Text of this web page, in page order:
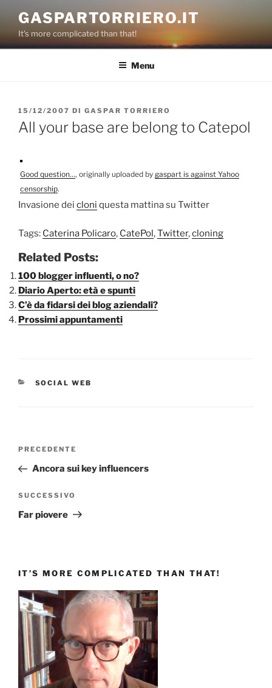
contenuto
GASPARTORRIERO.IT
It's more complicated than that!
Menu
PUBBLICATO
IL
15/12/2007 DI GASPAR TORRIERO
All your base are belong to Catepol
Good question…, originally uploaded by gaspart is against Yahoo
censorship.
Invasione dei cloni questa mattina su Twitter
Tags: Caterina Policaro, CatePol,Twitter,cloning
Related Posts:
100 blogger influenti, o no?
Diario Aperto: età e spunti
C’è da fidarsi dei blog aziendali?
Prossimi appuntamenti
CATEGORIE
SOCIAL WEB
Navigazione
Articolo
precedente:
PRECEDENTE
Ancora sui key influencers
Articolo
successivo
SUCCESSIVO
Far piovere
IT’S MORE COMPLICATED THAN THAT!